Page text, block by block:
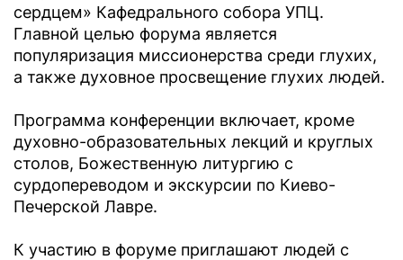
сердцем» Кафедрального собора УПЦ.
Главной целью форума является
популяризация миссионерства среди глухих,
а также духовное просвещение глухих людей.
Программа конференции включает, кроме
духовно-образовательных лекций и круглых
столов, Божественную литургию с
сурдопереводом и экскурсии по Киево-
Печерской Лавре.
К участию в форуме приглашают людей с